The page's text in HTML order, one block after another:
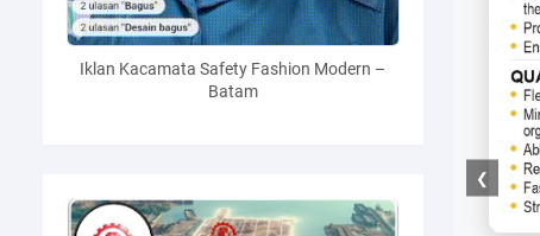
Iklan Kacamata Safety Fashion Modern –
Batam
❮